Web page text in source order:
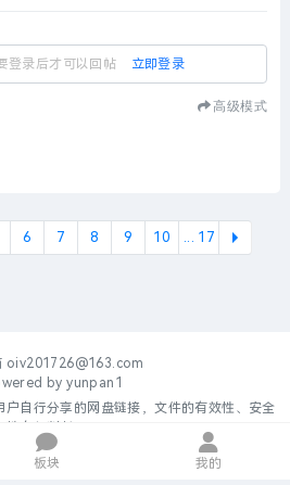
登录后才可以回帖 立即登录
高级模式
6 7 8 9 10 ... 17
板块 我的
oiv201726@163.com
byyunpan1
自行分享的网盘链接，文件的有效性、安全